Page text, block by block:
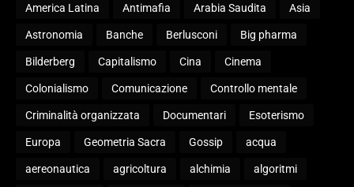
America Latina Antimafia Arabia Saudita Asia
Astronomia Banche Berlusconi Big pharma
Bilderberg Capitalismo Cina Cinema
Colonialismo Comunicazione Controllo mentale
Criminalità organizzata Documentari Esoterismo
Europa Geometria Sacra Gossip acqua
aereonautica agricoltura alchimia algoritmi